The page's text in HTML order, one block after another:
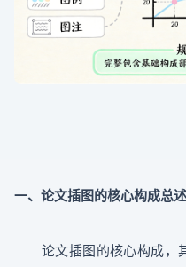
一、论文插图的核心构成总述
论文插图的核心构成，